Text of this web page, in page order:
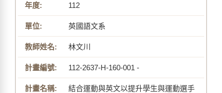
112
英國語文系
林文川
112-2637-H-160-001 -
結合運動與英文以提升學生與運動選手